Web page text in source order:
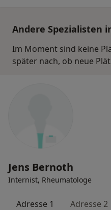
Andere Spezialisten
Im Moment sind keine
später nach, ob neue
Jens Bernoth
Internist, Rheumatologe
Adresse 1 Adresse 2